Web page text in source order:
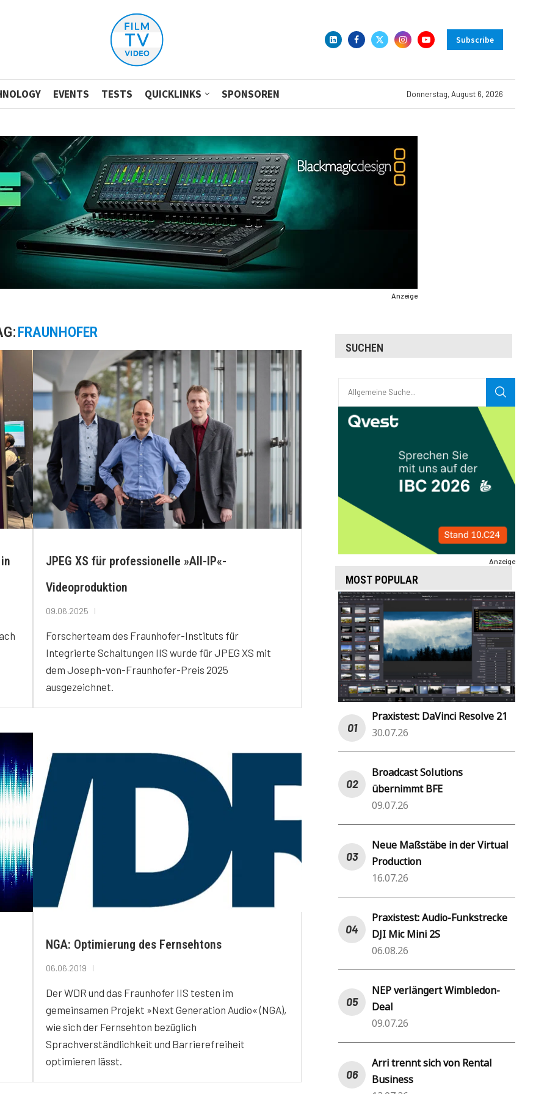
Subscribe
EVENTS TESTS QUICKLINKS SPONSOREN Donnerstag, August 6, 2026
Anzeige
FRAUNHOFER
JPEG XS für professionelle »All-IP«-
Videoproduktion
09.06.2025
Forscherteam des Fraunhofer-Instituts für
Integrierte Schaltungen IIS wurde für JPEG XS mit
dem Joseph-von-Fraunhofer-Preis 2025
ausgezeichnet.
NGA: Optimierung des Fernsehtons
06.06.2019
Der WDR und das Fraunhofer IIS testen im
gemeinsamen Projekt »Next Generation Audio« (NGA),
wie sich der Fernsehton bezüglich
Sprachverständlichkeit und Barrierefreiheit
optimieren lässt.
SUCHEN
Anzeige
MOST POPULAR
Praxistest: DaVinci Resolve 21
30.07.26
Broadcast Solutions
übernimmt BFE
09.07.26
Neue Maßstäbe in der Virtual
Production
16.07.26
Praxistest: Audio-Funkstrecke
DJI Mic Mini 2S
06.08.26
NEP verlängert Wimbledon-
Deal
09.07.26
Arri trennt sich von Rental
Business